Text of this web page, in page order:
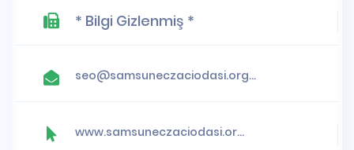
* Bilgi Gizlenmiş *
seo@samsuneczaciodasi.org.tr
www.samsuneczaciodasi.org.tr